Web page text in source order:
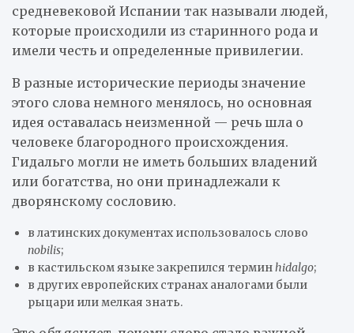
средневековой Испании так называли людей,
которые происходили из старинного рода и
имели честь и определенные привилегии.
В разные исторические периоды значение
этого слова немного менялось, но основная
идея оставалась неизменной — речь шла о
человеке благородного происхождения.
Гидальго могли не иметь больших владений
или богатства, но они принадлежали к
дворянскому сословию.
в латинских документах использовалось слово
nobilis;
в кастильском языке закрепился терминhidalgo;
в других европейских странах аналогами были
рыцари или мелкая знать.